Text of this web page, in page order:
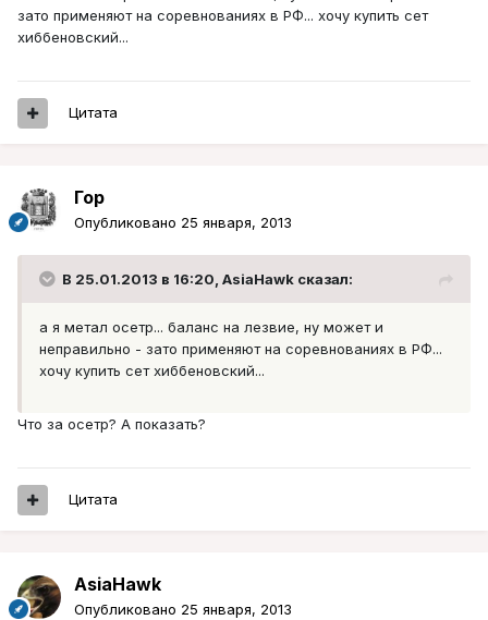
зато применяют на соревнованиях в РФ... хочу купить сет
хиббеновский...
Цитата
Гор
Опубликовано 25 января, 2013
В 25.01.2013 в 16:20, AsiaHawk сказал:
а я метал осетр... баланс на лезвие, ну может и
неправильно - зато применяют на соревнованиях в РФ...
хочу купить сет хиббеновский...
Что за осетр? А показать?
Цитата
AsiaHawk
Опубликовано 25 января, 2013